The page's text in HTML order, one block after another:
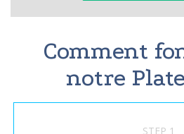
Comment
notre
STEP 1